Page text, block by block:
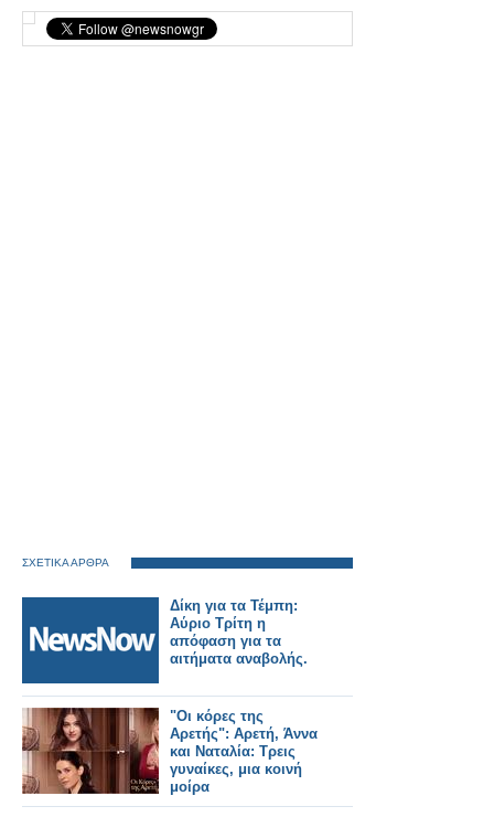
ΣΧΕΤΙΚΑ ΑΡΘΡΑ
Δίκη για τα Τέμπη:
Αύριο Τρίτη η
απόφαση για τα
αιτήματα αναβολής.
"Οι κόρες της
Αρετής": Αρετή, Άννα
και Ναταλία: Τρεις
γυναίκες, μια κοινή
μοίρα